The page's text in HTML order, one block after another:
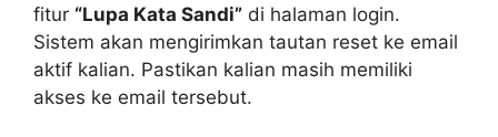
fitur “Lupa Kata Sandi” di halaman login.
Sistem akan mengirimkan tautan reset ke email
aktif kalian. Pastikan kalian masih memiliki
akses ke email tersebut.